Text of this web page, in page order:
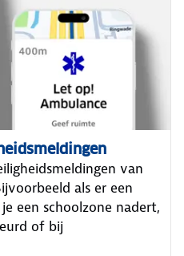
van
als er een
een schoolzone nadert,
of bij